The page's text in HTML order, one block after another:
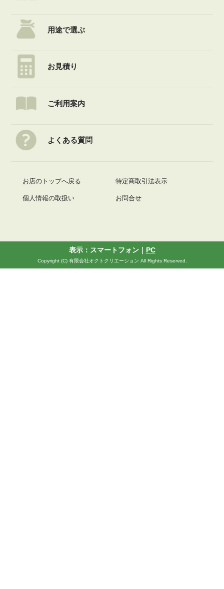
用途で選ぶ
お見積り
ご利用案内
よくある質問
お店のトップへ戻る 特定商取引法表示
個人情報の取扱い お問合せ
表示：スマートフォン｜ PC
Copyright (C) 有限会社オクトクリエーション All Rights Reserved.